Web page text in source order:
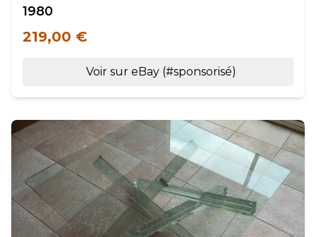
1980
219,00 €
Voir sur eBay (#sponsorisé)